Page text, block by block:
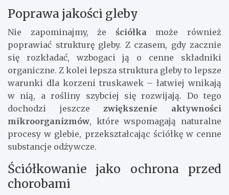
Poprawa jakości gleby
Nie zapominajmy, że ściółka może również
poprawiać strukturę gleby. Z czasem, gdy zacznie
się rozkładać, wzbogaci ją o cenne składniki
organiczne. Z kolei lepsza struktura gleby to lepsze
warunki dla korzeni truskawek – łatwiej wnikają
w nią, a rośliny szybciej się rozwijają. Do tego
dochodzi jeszczezwiększenie aktywności
mikroorganizmów, które wspomagają naturalne
procesy w glebie, przekształcając ściółkę w cenne
substancje odżywcze.
Ściółkowanie jako ochrona przed
chorobami